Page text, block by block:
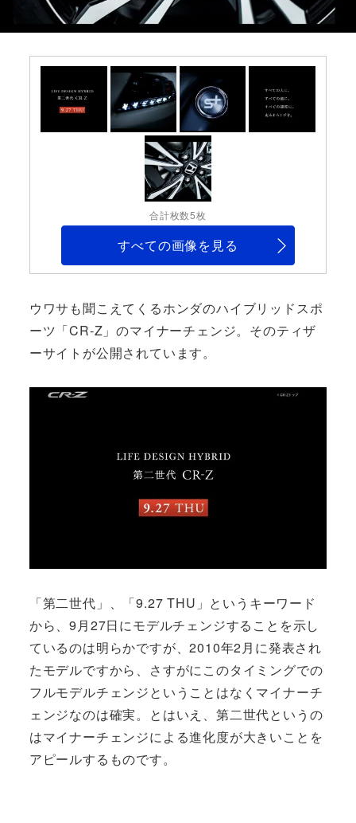
合計枚数5枚
すべての画像を見る
ウワサも聞こえてくるホンダのハイブリッドスポ
ーツ「CR-Z」のマイナーチェンジ。そのティザ
ーサイトが公開されています。
「第二世代」、「9.27 THU」というキーワード
から、9月27日にモデルチェンジすることを示し
ているのは明らかですが、2010年2月に発表され
たモデルですから、さすがにこのタイミングでの
フルモデルチェンジということはなくマイナーチ
ェンジなのは確実。とはいえ、第二世代というの
はマイナーチェンジによる進化度が大きいことを
アピールするものです。